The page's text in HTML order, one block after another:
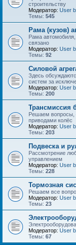
строительству
Модератор: User
Темы: 545
Рама (кузов)
Рама
связано
Модератор: User
Темы: 92
Силовой
Здесь
систем за
Модератор: User
Темы: 200
Трансмиссия
Решаем вопросы,
приводами колёс
Модератор: User
Темы: 203
Подвеска и
Рассмотрение
управлением
Модератор: User
Темы: 228
Тормозная
Решаем все
Модератор: User
Темы: 23
Модератор: User
Темы: 67